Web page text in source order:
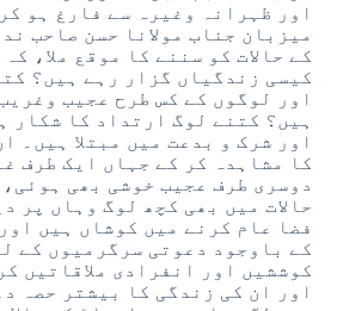
اور ظہرانہ وغیرہ سے فارغ ہو
میزبان جناب مولانا حسن صاحب
کے حالات کو سننے کا موقع ملا،
کیسی زندگیاں گزار رہے ہیں؟
اور لوگوں کے کس طرح عجیب
ہیں؟ کتنے لوگ ارتداد کا شکار
اور شرک و بدعت میں مبتلا ہیں۔
کا مشاہدہ کر کے جہاں ایک طرف
دوسری طرف عجیب خوشی بھی
حالات میں بھی کچھ لوگ وہاں پر
فضا عام کرنے میں کوشاں ہیں
کے باوجود دعوتی سرگرمیوں کے
کوششیں اور انفرادی ملاقاتیں
اور ان کی زندگی کا بیشتر حصہ